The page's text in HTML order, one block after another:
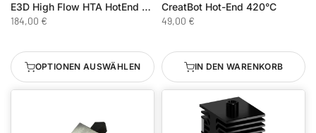
E3D High Flow HTA HotEnd Bambu Lab X1E
184,00 €
OPTIONEN AUSWÄHLEN
CreatBot Hot-End 420°C
49,00 €
IN DEN WARENKORB